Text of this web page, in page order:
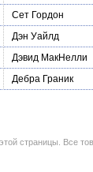
Сет Гордон
Дэн Уайлд
Дэвид МакНелли
Дебра Граник
Все